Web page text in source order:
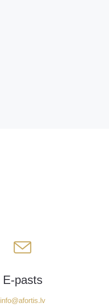
E-pasts
info@afortis.lv